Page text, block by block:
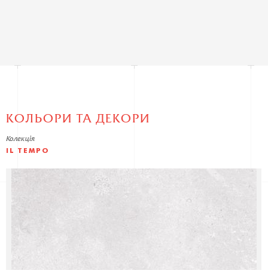
КОЛЬОРИ ТА ДЕКОРИ
Колекція
IL TEMPO